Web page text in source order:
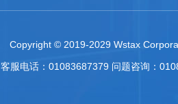
Copyright © 2019-2029 Wstax
客服电话：01083687379 问题咨询：